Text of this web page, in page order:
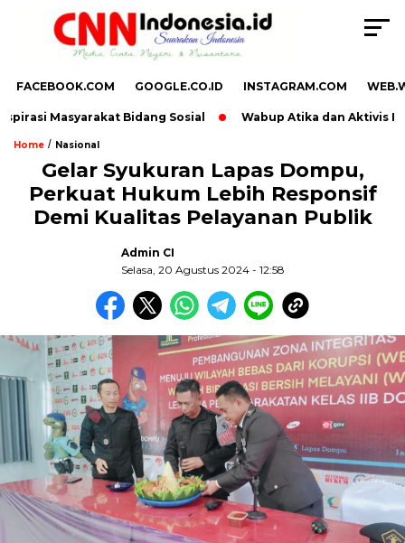
FACEBOOK.COM GOOGLE.CO.ID INSTAGRAM.COM
Masyarakat Bidang Sosial Wabup Atika dan Aktivis
Home / Nasional
Gelar Syukuran Lapas Dompu,
Perkuat Hukum Lebih Responsif
Demi Kualitas Pelayanan Publik
Admin CI
Selasa, 20 Agustus 2024 - 12:58